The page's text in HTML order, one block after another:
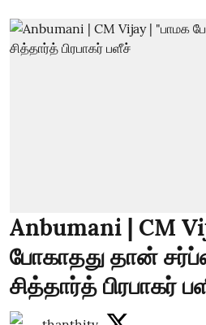
Anbumani | CM
போகாதது தான்
சித்தார்த் பிரபாகர்